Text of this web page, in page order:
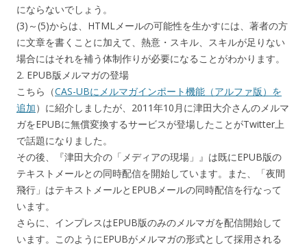
にならないでしょう。
(3)～(5)からは、HTMLメールの可能性を生かすには、著者の方
に文章を書くことに加えて、熱意・スキル、スキルが足りない
場合にはそれを補う体制作りが必要になることがわかります。
2. EPUB版メルマガの登場
こちら（CAS-UBにメルマガインポート機能（アルファ版）を
追加）に紹介しましたが、2011年10月に津田大介さんのメルマ
ガをEPUBに無償変換するサービスが登場したことがTwitter上
で話題になりました。
その後、『津田大介の「メディアの現場」』は既にEPUB版の
テキストメールとの同時配信を開始しています。また、「夜間
飛行」はテキストメールとEPUBメールの同時配信を行なって
います。
さらに、インプレスはEPUB版のみのメルマガを配信開始して
います。このようにEPUBがメルマガの形式として採用される